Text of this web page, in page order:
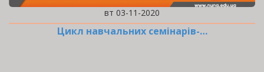
вт 03-11-2020
Цикл навчальних семінарів-…